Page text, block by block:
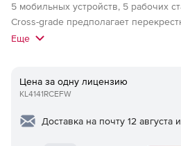
5 мобильных устройств, 5 рабочих
Cross-grade предполагает
продукта на другой того же класса.
Еще
Цена за одну лицензию
KL4141RCEFW
Доставка на почту 12 августа